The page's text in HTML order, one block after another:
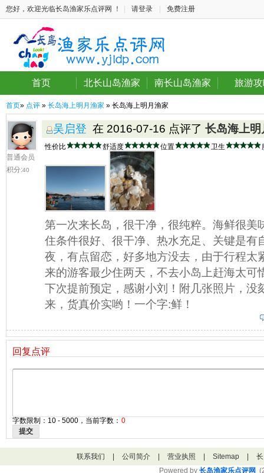
您好，欢迎光临长岛渔家乐点评网 ！ 请登录 免费注册
首页 北长山岛渔家 南长山岛渔家 旅游
首页» 点评 » 长岛海上明月渔家 » 长岛海上明月渔家
普通会员
积分:40
吴启登 在 2016-07-16 点评了 长岛海上明
性价比 舒适度 位置 卫生
第一次来长岛，很干净，很纯粹。海鲜很美
住条件很好、很干净、热水充足、关键是有
夜，有点留恋，好多地方没去，由于行程太
来的游客最少住两天，不去小岛上赶海太可
下次提前预定，感谢小刘！附几张照片，没
来，货真价实哟！一个字:鲜！
回复点评
字数限制：10 - 5000，当前字数： 0
提交
联系我们 公司简介 营业执照 Sitemap
Powered by 长岛渔家乐点评网